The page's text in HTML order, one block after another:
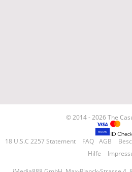
© 2014 - 2026 The
18 U.S.C 2257 Statement FAQ AGB
Hilfe